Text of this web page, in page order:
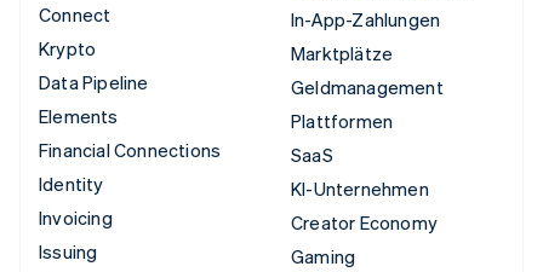
Connect
Krypto
Data Pipeline
Elements
Financial Connections
Identity
Invoicing
Issuing
In-App-Zahlungen
Marktplätze
Geldmanagement
Plattformen
SaaS
KI-Unternehmen
Creator Economy
Gaming